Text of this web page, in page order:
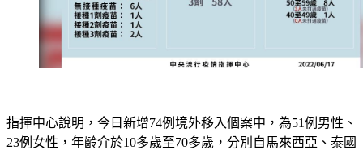
指揮中心說明，今日新增74例境外移入個案中，為51例男性、
23例女性，年齡介於10多歲至70多歲，分別自馬來西亞、泰國